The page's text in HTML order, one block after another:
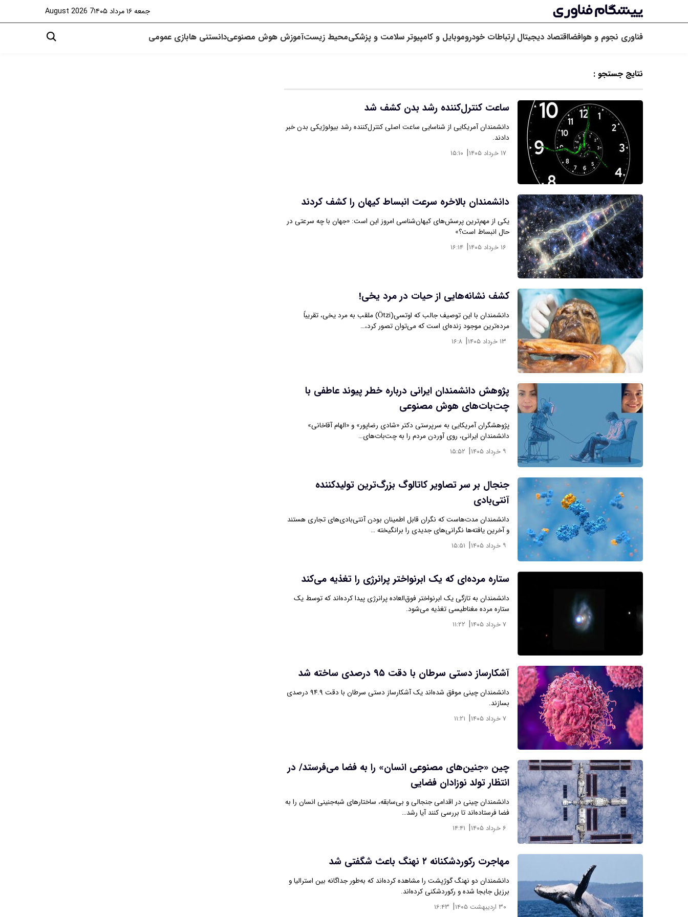
جمعه ۱۶ مرداد ۱۴۰۵ 7 August 2026
فناوری نجوم و هوافضااقتصاد دیجیتال ارتباطات خودروموبایل و کامپیوتر سلامت و پزشکیمحیط زیستآموزش هوش مصنوعیدانستنی هابازی عمومی
نتایج جستجو :
ساعت کنترل‌کننده رشد بدن کشف شد
دانشمندان آمریکایی از شناسایی ساعت اصلی کنترل‌کننده رشد بیولوژیکی بدن خبر
دادند.
۱۷ خرداد ۱۴۰۵ | ۱۵:۱۰
دانشمندان بالاخره سرعت انبساط کیهان را کشف کردند
یکی از مهم‌ترین پرسش‌های کیهان‌شناسی امروز این است: «جهان با چه سرعتی در
حال انبساط است؟»
۱۶ خرداد ۱۴۰۵ | ۱۶:۱۴
کشف نشانه‌هایی از حیات در مرد یخی!
دانشمندان با این توصیف جالب که اوتسی(Ötzi) ملقب به مرد یخی، تقریباً
مرده‌ترین موجود زنده‌ای است که می‌توان تصور کرد،…
۱۳ خرداد ۱۴۰۵ | ۱۶:۸
پژوهش دانشمندان ایرانی درباره خطر پیوند عاطفی با
چت‌بات‌های هوش مصنوعی
پژوهشگران آمریکایی به سرپرستی دکتر «شادی رضاپور» و «الهام آقاخانی»
دانشمندان ایرانی، روی آوردن مردم را به چت‌بات‌های…
۹ خرداد ۱۴۰۵ | ۱۵:۵۲
جنجال بر سر تصاویر کاتالوگ بزرگ‌ترین تولیدکننده
آنتی‌بادی
دانشمندان مدت‌هاست که نگران قابل اطمینان بودن آنتی‌بادی‌های تجاری هستند
و آخرین یافته‌ها نگرانی‌های جدیدی را برانگیخته …
۹ خرداد ۱۴۰۵ | ۱۵:۵۱
ستاره مرده‌ای که یک ابرنواختر پرانرژی را تغذیه می‌کند
دانشمندان به تازگی یک ابرنواختر فوق‌العاده پرانرژی پیدا کرده‌اند که توسط یک
ستاره مرده مغناطیسی تغذیه می‌شود.
۷ خرداد ۱۴۰۵ | ۱۱:۲۲
آشکارساز دستی سرطان با دقت ۹۵ درصدی ساخته شد
دانشمندان چینی موفق شده‌اند یک آشکارساز دستی سرطان با دقت ۹۴.۹ درصدی
بسازند.
۷ خرداد ۱۴۰۵ | ۱۱:۲۱
چین «جنین‌های مصنوعی انسان» را به فضا می‌فرستد/ در
انتظار تولد نوزادان فضایی
دانشمندان چینی در اقدامی جنجالی و بی‌سابقه، ساختارهای شبه‌جنینی انسان را به
فضا فرستاده‌اند تا بررسی کنند آیا رشد…
۶ خرداد ۱۴۰۵ | ۱۴:۴۱
مهاجرت رکوردشکنانه ۲ نهنگ باعث شگفتی شد
دانشمندان دو نهنگ گوژپشت را مشاهده کرده‌اند که به‌طور جداگانه بین استرالیا و
برزیل جابجا شده و رکوردشکنی کرده‌اند.
۳۰ اردیبهشت ۱۴۰۵ | ۱۶:۴۳